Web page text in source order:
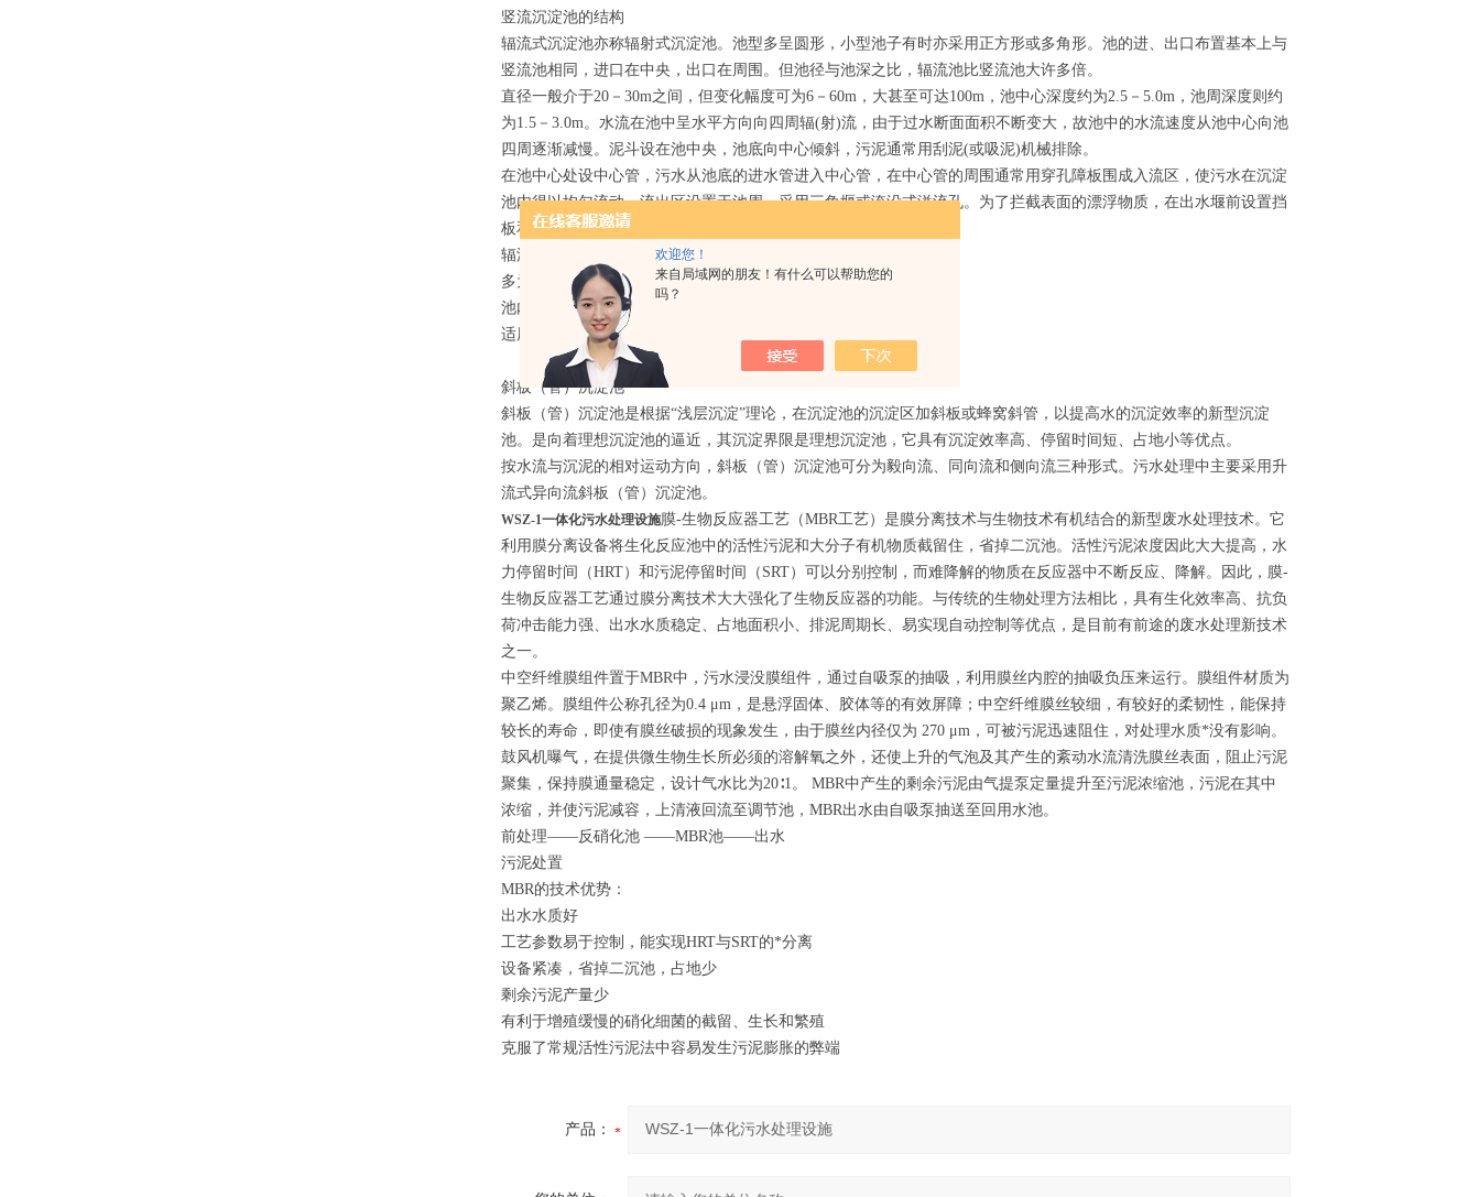
欢迎您！
来自局域网的朋友！有什么可以帮助您的
吗？
竖流沉淀池的结构
辐流式沉淀池亦称辐射式沉淀池。池型多呈圆形，小型池子有时亦采用正方形或多角形。池的进、出口布置基本上与
竖流池相同，进口在中央，出口在周围。但池径与池深之比，辐流池比竖流池大许多倍。
直径一般介于20－30m之间，但变化幅度可为6－60m，大甚至可达100m，池中心深度约为2.5－5.0m，池周深度则约
为1.5－3.0m。水流在池中呈水平方向向四周辐(射)流，由于过水断面面积不断变大，故池中的水流速度从池中心向池
四周逐渐减慢。泥斗设在池中央，池底向中心倾斜，污泥通常用刮泥(或吸泥)机械排除。
在池中心处设中心管，污水从池底的进水管进入中心管，在中心管的周围通常用穿孔障板围成入流区，使污水在沉淀
池内得以均匀流动。流出区设置于池周，采用三角堰或淹没式溢流孔。为了拦截表面的漂浮物质，在出水堰前设置挡
板和浮渣手机排出设备。
辐流沉淀池的特点
多为机械排泥，机械排泥设备复杂，对施工质量要求高；
池内水流速不稳定，沉淀效果较差；
适用于地下水位较高的地区，及大中型污水处理厂。
斜板（管）沉淀池
斜板（管）沉淀池是根据“浅层沉淀”理论，在沉淀池的沉淀区加斜板或蜂窝斜管，以提高水的沉淀效率的新型沉淀
池。是向着理想沉淀池的逼近，其沉淀界限是理想沉淀池，它具有沉淀效率高、停留时间短、占地小等优点。
按水流与沉泥的相对运动方向，斜板（管）沉淀池可分为毅向流、同向流和侧向流三种形式。污水处理中主要采用升
流式异向流斜板（管）沉淀池。
WSZ-1一体化污水处理设施膜-生物反应器工艺（MBR工艺）是膜分离技术与生物技术有机结合的新型废水处理技术。它
利用膜分离设备将生化反应池中的活性污泥和大分子有机物质截留住，省掉二沉池。活性污泥浓度因此大大提高，水
力停留时间（HRT）和污泥停留时间（SRT）可以分别控制，而难降解的物质在反应器中不断反应、降解。因此，膜-
生物反应器工艺通过膜分离技术大大强化了生物反应器的功能。与传统的生物处理方法相比，具有生化效率高、抗负
荷冲击能力强、出水水质稳定、占地面积小、排泥周期长、易实现自动控制等优点，是目前有前途的废水处理新技术
之一。
中空纤维膜组件置于MBR中，污水浸没膜组件，通过自吸泵的抽吸，利用膜丝内腔的抽吸负压来运行。膜组件材质为
聚乙烯。膜组件公称孔径为0.4 μm，是悬浮固体、胶体等的有效屏障；中空纤维膜丝较细，有较好的柔韧性，能保持
较长的寿命，即使有膜丝破损的现象发生，由于膜丝内径仅为 270 μm，可被污泥迅速阻住，对处理水质*没有影响。
鼓风机曝气，在提供微生物生长所必须的溶解氧之外，还使上升的气泡及其产生的紊动水流清洗膜丝表面，阻止污泥
聚集，保持膜通量稳定，设计气水比为20∶1。 MBR中产生的剩余污泥由气提泵定量提升至污泥浓缩池，污泥在其中
浓缩，并使污泥减容，上清液回流至调节池，MBR出水由自吸泵抽送至回用水池。
前处理——反硝化池 ——MBR池——出水
污泥处置
MBR的技术优势：
出水水质好
工艺参数易于控制，能实现HRT与SRT的*分离
设备紧凑，省掉二沉池，占地少
剩余污泥产量少
有利于增殖缓慢的硝化细菌的截留、生长和繁殖
克服了常规活性污泥法中容易发生污泥膨胀的弊端
产品：